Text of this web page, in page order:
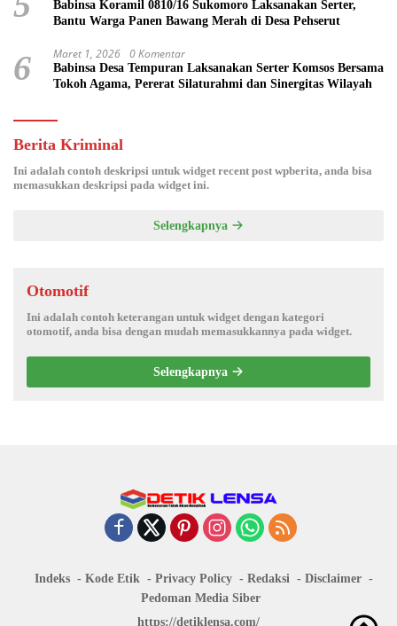
Babinsa Koramil 0810/16 Sukomoro Laksanakan Serter,
Bantu Warga Panen Bawang Merah di Desa Pehserut
6 Maret 1, 2026 0 Komentar
Babinsa Desa Tempuran Laksanakan Serter Komsos Bersama
Tokoh Agama, Pererat Silaturahmi dan Sinergitas Wilayah
Berita Kriminal
Ini adalah contoh deskripsi untuk widget recent post wpberita, anda bisa
memasukkan deskripsi pada widget ini.
Selengkapnya
Otomotif
Ini adalah contoh keterangan untuk widget dengan kategori
otomotif, anda bisa dengan mudah memasukkannya pada widget.
Selengkapnya
Indeks Kode Etik Privacy Policy Redaksi
Disclaimer
Pedoman Media Siber
https://detiklensa.com/